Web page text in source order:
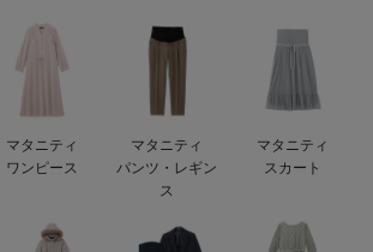
ップス
トムス
ジャマ
何枚あっても嬉しい
長く使えるアイテム
お部屋映えアイテム
マタニティ
ワンピース
マタニティ
パンツ・レギン
ス
マタニティ
スカート